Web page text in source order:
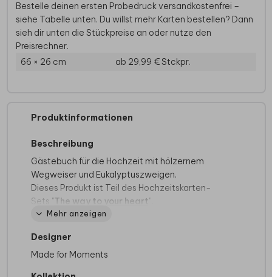
Bestelle deinen ersten Probedruck versandkostenfrei –
siehe Tabelle unten. Du willst mehr Karten bestellen? Dann
sieh dir unten die Stückpreise an oder nutze den
Preisrechner.
66 × 26 cm
ab 29,99 €Stckpr.
Produktinformationen
Beschreibung
Gästebuch für die Hochzeit mit hölzernem
Wegweiser und Eukalyptuszweigen.
Dieses Produkt ist Teil des Hochzeitskarten-
Sets "The way to your heart".
Blätter)
Die Seitenanzahl ist fest und kann nicht
Mehr anzeigen
Designer
Made for Moments